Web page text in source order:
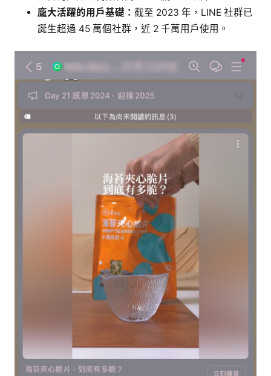
龐大活躍的用戶基礎： 截至 2023 年，LINE 社群已
誕生超過 45 萬個社群，近 2 千萬用戶使用。